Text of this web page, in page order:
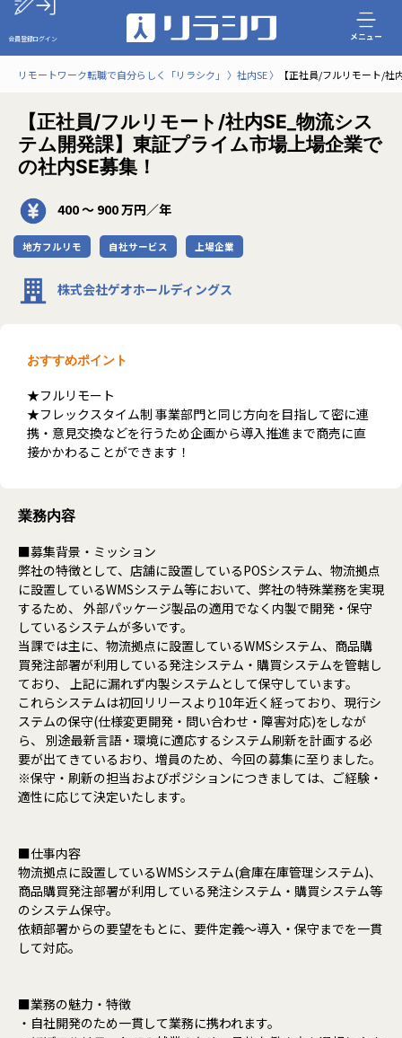
会員登録ログイン メニュー
リモートワーク転職で自分らしく「リラシク」 社内SE 【正社員/フルリモート/社
【正社員/フルリモート/社内SE_物流シス
テム開発課】東証プライム市場上場企業で
の社内SE募集！
400 〜 900 万円／年
地方フルリモ 自社サービス 上場企業
株式会社ゲオホールディングス
おすすめポイント
★フルリモート
★フレックスタイム制 事業部門と同じ方向を目指して密に連
携・意見交換などを行うため企画から導入推進まで商売に直
接かかわることができます！
業務内容
■募集背景・ミッション
弊社の特徴として、店舗に設置しているPOSシステム、物流拠点
に設置しているWMSシステム等において、弊社の特殊業務を実現
するため、 外部パッケージ製品の適用でなく内製で開発・保守
しているシステムが多いです。
当課では主に、物流拠点に設置しているWMSシステム、商品購
買発注部署が利用している発注システム・購買システムを管轄し
ており、 上記に漏れず内製システムとして保守しています。
これらシステムは初回リリースより10年近く経っており、現行シ
ステムの保守(仕様変更開発・問い合わせ・障害対応)をしなが
ら、 別途最新言語・環境に適応するシステム刷新を計画する必
要が出てきているおり、増員のため、今回の募集に至りました。
※保守・刷新の担当およびポジションにつきましては、ご経験・
適性に応じて決定いたします。
■仕事内容
物流拠点に設置しているWMSシステム(倉庫在庫管理システム)、
商品購買発注部署が利用している発注システム・購買システム等
のシステム保守。
依頼部署からの要望をもとに、要件定義～導入・保守までを一貫
して対応。
■業務の魅力・特徴
・自社開発のため一貫して業務に携われます。